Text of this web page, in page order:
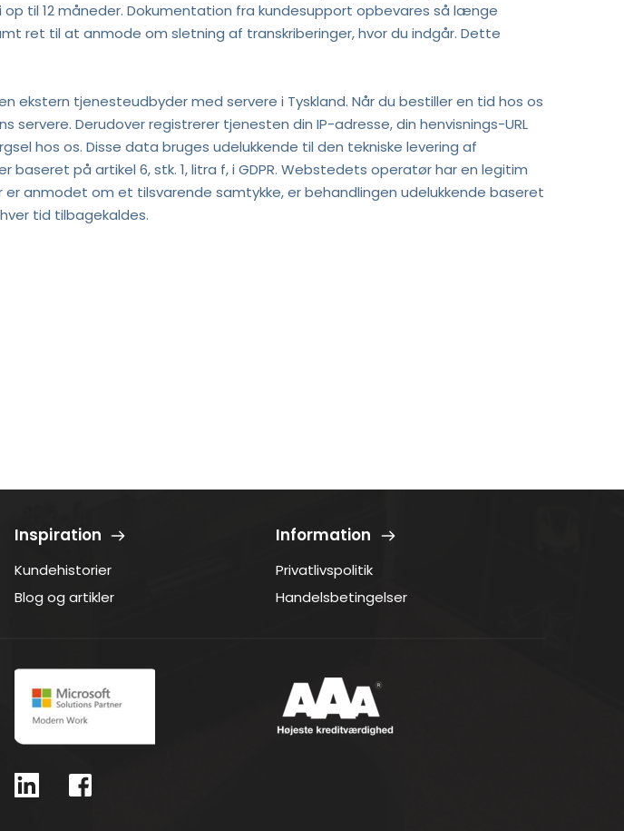
til 12 måneder. Dokumentation fra kundesupport opbevares så længe
ret til at anmode om sletning af transkriberinger, hvor du indgår. Dette
tjenesteudbyder med servere i Tyskland. Når du bestiller en tid hos os
Derudover registrerer tjenesten din IP-adresse, din henvisnings-URL
hos os. Disse data bruges udelukkende til den tekniske levering af
på artikel 6, stk. 1, litra f, i GDPR. Webstedets operatør har en legitim
anmodet om et tilsvarende samtykke, er behandlingen udelukkende baseret
tid tilbagekaldes.
Inspiration
Kundehistorier
Blog og artikler
Information
Privatlivspolitik
Handelsbetingelser